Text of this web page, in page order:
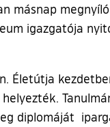
másnap
igazgatója
Életútja
diplomáját